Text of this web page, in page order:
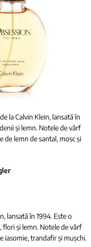
la Calvin Klein, lansată în
și lemn. Notele de vârf
de lemn de santal, mosc și
lansată în 1994. Este o
flori și lemn. Notele de vârf
iasomie, trandafir și mușchi.